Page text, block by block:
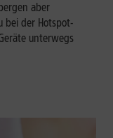
aber
bei der Hotspot-
unterwegs